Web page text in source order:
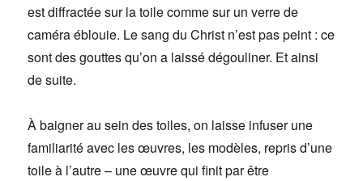
est diffractée sur la toile comme sur un verre de
caméra éblouie. Le sang du Christ n’est pas peint : ce
sont des gouttes qu’on a laissé dégouliner. Et ainsi
de suite.
À baigner au sein des toiles, on laisse infuser une
familiarité avec les œuvres, les modèles, repris d’une
toile à l’autre – une œuvre qui finit par être